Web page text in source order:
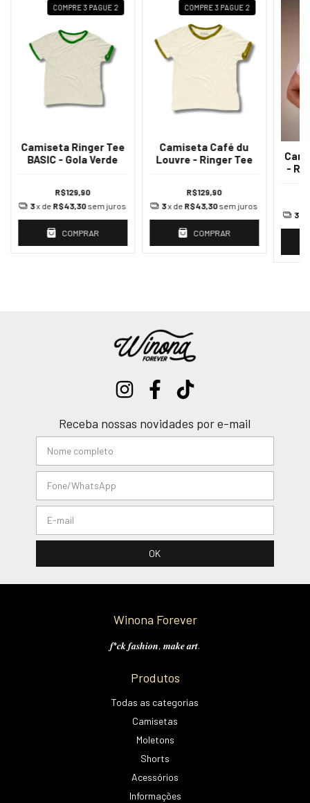
COMPRE 3 PAGUE 2
Camiseta Ringer Tee
BASIC - Gola Verde
R$129,90
3x de R$43,30sem juros
COMPRAR
COMPRE 3 PAGUE 2
Camiseta Café du
Louvre - Ringer Tee
R$129,90
3x de R$43,30sem juros
COMPRAR
-
3
Receba nossas novidades por e-mail
Winona Forever
𝒇*𝒄𝒌 𝒇𝒂𝒔𝒉𝒊𝒐𝒏, 𝒎𝒂𝒌𝒆 𝒂𝒓𝒕.
Produtos
Todas as categorias
Camisetas
Moletons
Shorts
Acessórios
Informações